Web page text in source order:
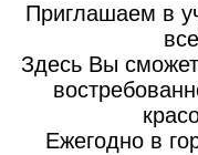
Приглашаем в
Здесь Вы
Ежегодно в